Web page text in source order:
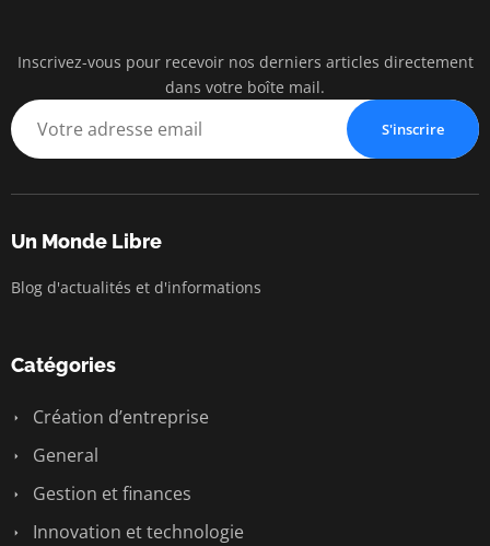
Un
Liberté •
Inscrivez-vous pour recevoir nos derniers articles directement
dans votre boîte mail.
S'inscrire
Un Monde Libre
Blog d'actualités et d'informations
Catégories
Création d’entreprise
General
Gestion et finances
Innovation et technologie